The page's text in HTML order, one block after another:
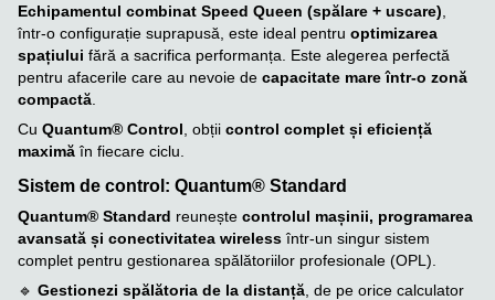
Echipamentul combinat Speed Queen (spălare + uscare)
într-o configurație suprapusă, este ideal pentru optimizarea
spațiului fără a sacrifica performanța. Este alegerea perfectă
pentru afacerile care au nevoie de capacitate mare într-o zonă
compactă
Cu Quantum® Control , obții control complet și eficiență
maximă în fiecare ciclu.
Sistem de control: Quantum® Standard
Quantum® Standard reunește controlul mașinii, programarea
avansată și conectivitatea wireless într-un singur sistem
complet pentru gestionarea spălătoriilor profesionale (OPL).
🔹 Gestionezi spălătoria de la distanță , de pe orice calculator